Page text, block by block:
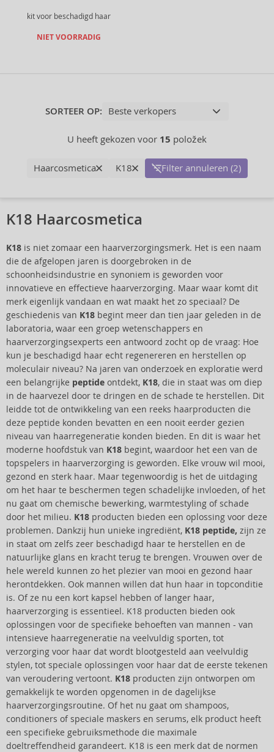
kit voor beschadigd haar
NIET VOORRADIG
SORTEER OP:
U heeft gekozen voor 15 položek
Haarcosmetica K18 Filter annuleren (2)
K18 Haarcosmetica
K18 is niet zomaar een haarverzorgingsmerk. Het is een naam
die de afgelopen jaren is doorgebroken in de
schoonheidsindustrie en synoniem is geworden voor
innovatieve en effectieve haarverzorging. Maar waar komt dit
merk eigenlijk vandaan en wat maakt het zo speciaal? De
geschiedenis van K18 begint meer dan tien jaar geleden in de
laboratoria, waar een groep wetenschappers en
haarverzorgingsexperts een antwoord zocht op de vraag: Hoe
kun je beschadigd haar echt regenereren en herstellen op
moleculair niveau? Na jaren van onderzoek en exploratie werd
een belangrijke peptide ontdekt, K18, die in staat was om diep
in de haarvezel door te dringen en de schade te herstellen. Dit
leidde tot de ontwikkeling van een reeks haarproducten die
deze peptide konden bevatten en een nooit eerder gezien
niveau van haarregeneratie konden bieden. En dit is waar het
moderne hoofdstuk van K18 begint, waardoor het een van de
topspelers in haarverzorging is geworden. Elke vrouw wil mooi,
gezond en sterk haar. Maar tegenwoordig is het de uitdaging
om het haar te beschermen tegen schadelijke invloeden, of het
nu gaat om chemische bewerking, warmtestyling of schade
door het milieu. K18 producten bieden een oplossing voor deze
problemen. Dankzij hun unieke ingrediënt, K18 peptide, zijn ze
in staat om zelfs zeer beschadigd haar te herstellen en de
natuurlijke glans en kracht terug te brengen. Vrouwen over de
hele wereld kunnen zo het plezier van mooi en gezond haar
herontdekken. Ook mannen willen dat hun haar in topconditie
is. Of ze nu een kort kapsel hebben of langer haar,
haarverzorging is essentieel. K18 producten bieden ook
oplossingen voor de specifieke behoeften van mannen - van
intensieve haarregeneratie na veelvuldig sporten, tot
verzorging voor haar dat wordt blootgesteld aan veelvuldig
stylen, tot speciale oplossingen voor haar dat de eerste tekenen
van veroudering vertoont. K18 producten zijn ontworpen om
gemakkelijk te worden opgenomen in de dagelijkse
haarverzorgingsroutine. Of het nu gaat om shampoos,
conditioners of speciale maskers en serums, elk product heeft
een specifieke gebruiksmethode die maximale
doeltreffendheid garandeert. K18 is een merk dat de normen